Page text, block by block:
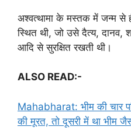
अश्वत्थामा के मस्तक में जन्म से
स्थित थी, जो उसे दैत्य, दानव,
आदि से सुरक्षित रखती थी।
ALSO READ:-
Mahabharat: भीम की चार
की मूरत, तो दूसरी में था भीम